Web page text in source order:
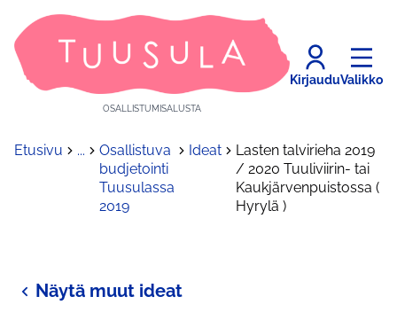
OSALLISTUMISALUSTA
KirjauduValikko
Etusivu ...
Osallistuva
budjetointi
Tuusulassa
2019
Ideat
Lasten talvirieha 2019
/ 2020 Tuuliviirin- tai
Kaukjärvenpuistossa (
Hyrylä )
Näytä muut ideat